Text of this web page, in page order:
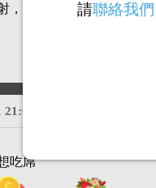
，現約
吃屌
請聯絡我們